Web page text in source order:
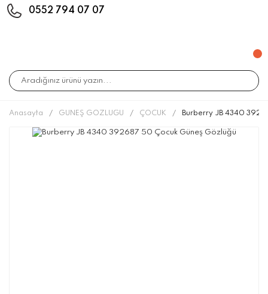
0552 794 07 07
Anasayfa GÜNEŞ GÖZLÜĞÜ ÇOCUK Burberry JB 4340